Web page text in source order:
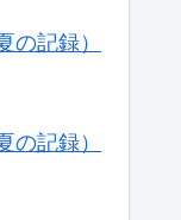
の記録）
の記録）